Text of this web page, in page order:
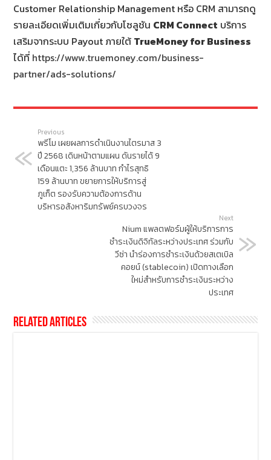
Customer Relationship Management หรือ CRM สามารถดู
รายละเอียดเพิ่มเติมเกี่ยวกับโซลูชัน CRM Connect บริการ
เสริมจากระบบ Payout ภายใต้ TrueMoney for Business
ได้ที่ https://www.truemoney.com/business-
partner/ads-solutions/
Previous
พรีโม เผยผลการดำเนินงานไตรมาส 3
ปี 2568 เดินหน้าตามแผน ดันรายได้ 9
เดือนแตะ 1,356 ล้านบาท กำไรสุทธิ
159 ล้านบาท ขยายการให้บริการสู่
ภูเก็ต รองรับความต้องการด้าน
บริหารอสังหาริมทรัพย์ครบวงจร
Next
Nium แพลตฟอร์มผู้ให้บริการการ
ชำระเงินดิจิทัลระหว่างประเทศ ร่วมกับ
วีซ่า นำร่องการชำระเงินด้วยสเตเบิล
คอยน์ (stablecoin) เปิดทางเลือก
ใหม่สำหรับการชำระเงินระหว่าง
ประเทศ
Related Articles